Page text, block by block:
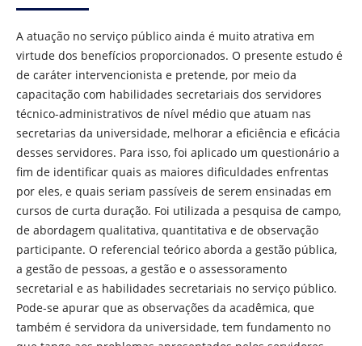
A atuação no serviço público ainda é muito atrativa em
virtude dos benefícios proporcionados. O presente estudo é
de caráter intervencionista e pretende, por meio da
capacitação com habilidades secretariais dos servidores
técnico-administrativos de nível médio que atuam nas
secretarias da universidade, melhorar a eficiência e eficácia
desses servidores. Para isso, foi aplicado um questionário a
fim de identificar quais as maiores dificuldades enfrentas
por eles, e quais seriam passíveis de serem ensinadas em
cursos de curta duração. Foi utilizada a pesquisa de campo,
de abordagem qualitativa, quantitativa e de observação
participante. O referencial teórico aborda a gestão pública,
a gestão de pessoas, a gestão e o assessoramento
secretarial e as habilidades secretariais no serviço público.
Pode-se apurar que as observações da acadêmica, que
também é servidora da universidade, tem fundamento no